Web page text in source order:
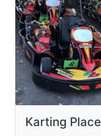
Karting Place